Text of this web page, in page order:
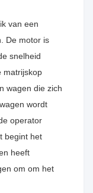
van een
De motor is
snelheid
matrijskop
wagen die zich
wordt
operator
begint het
heeft
om om het